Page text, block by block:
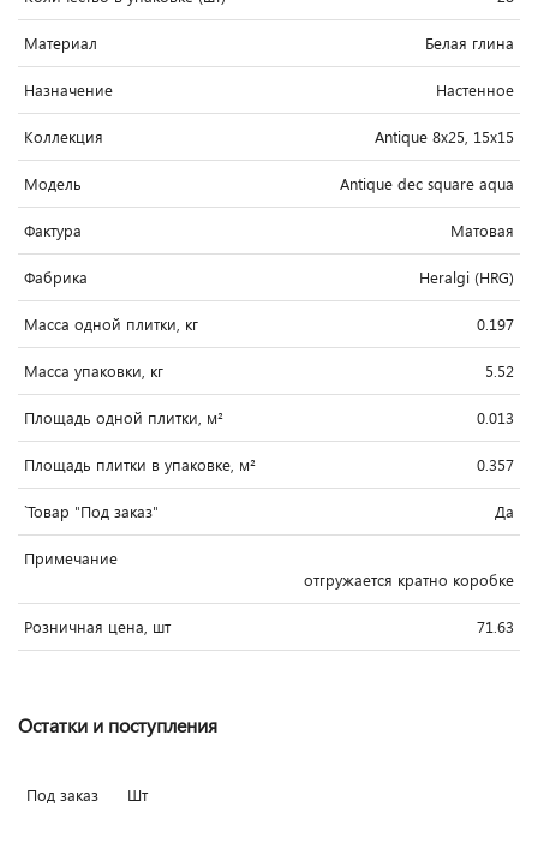
Материал Белая глина
Назначение Настенное
Коллекция Antique 8x25, 15x15
Модель Antique dec square aqua
Фактура Матовая
Фабрика Heralgi (HRG)
Масса одной плитки, кг 0.197
Масса упаковки, кг 5.52
Площадь одной плитки, м² 0.013
Площадь плитки в упаковке, м² 0.357
`Товар "Под заказ" Да
Примечание
отгружается кратно коробке
Розничная цена, шт 71.63
Остатки и поступления
Под заказ Шт